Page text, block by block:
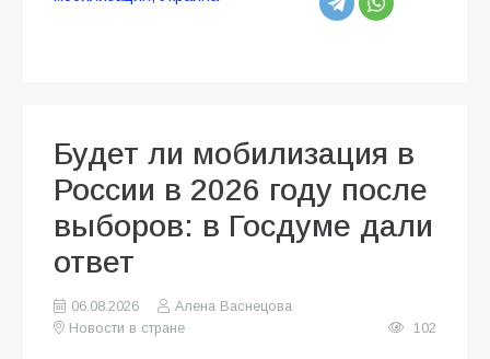
Будет ли мобилизация в
России в 2026 году после
выборов: в Госдуме дали
ответ
06.08.2026
Алена Васнецова
Новости в стране
102